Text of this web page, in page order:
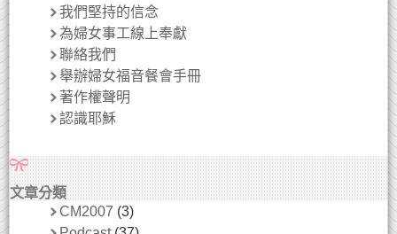
我們堅持的信念
為婦女事工線上奉獻
聯絡我們
舉辦婦女福音餐會手冊
著作權聲明
認識耶穌
文章分類
CM2007 (3)